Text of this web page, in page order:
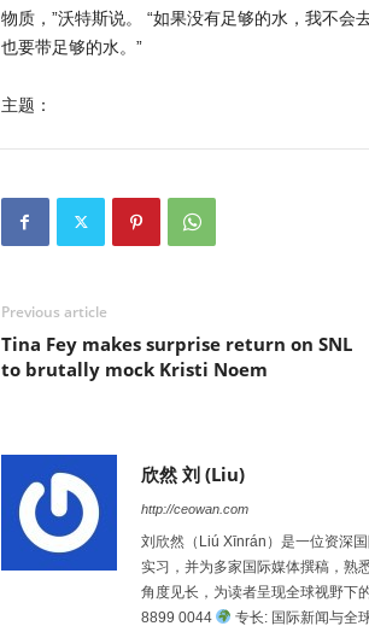
物质，”沃特斯说。 “如果没有足够的水，我不
也要带足够的水。”
主题：
Previous article
Tina Fey makes surprise return on SNL
to brutally mock Kristi Noem
欣然 刘 (Liu)
http://ceowan.com
刘欣然（Liú Xīnrán）是一位资深
实习，并为多家国际媒体撰稿，熟
角度见长，为读者呈现全球视野下
8899 0044
专长: 国际新闻与全